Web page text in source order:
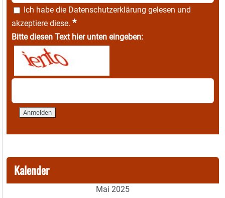
Ich habe die Datenschutzerklärung gelesen und
akzeptiere diese. *
Bitte diesen Text hier unten eingeben:
Kalender
Mai 2025